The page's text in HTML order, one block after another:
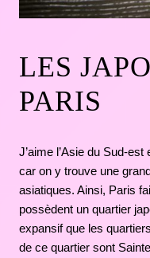
LES
PARIS
J’aime l’Asie du Sud-
car on y trouve une
asiatiques. Ainsi, Paris
possèdent un quartier
expansif que les
de ce quartier sont